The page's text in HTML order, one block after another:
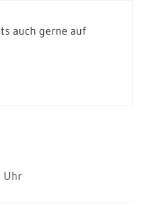
auch gerne auf
Uhr